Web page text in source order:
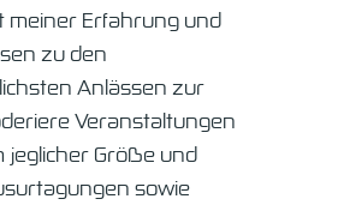
meiner Erfahrung und
zu den
Anlässen zur
Veranstaltungen
jeglicher Größe und
sowie